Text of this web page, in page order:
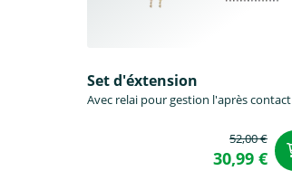
Set d'éxtension
Avec relai pour gestion l'après contact
52,00 €
30,99 €